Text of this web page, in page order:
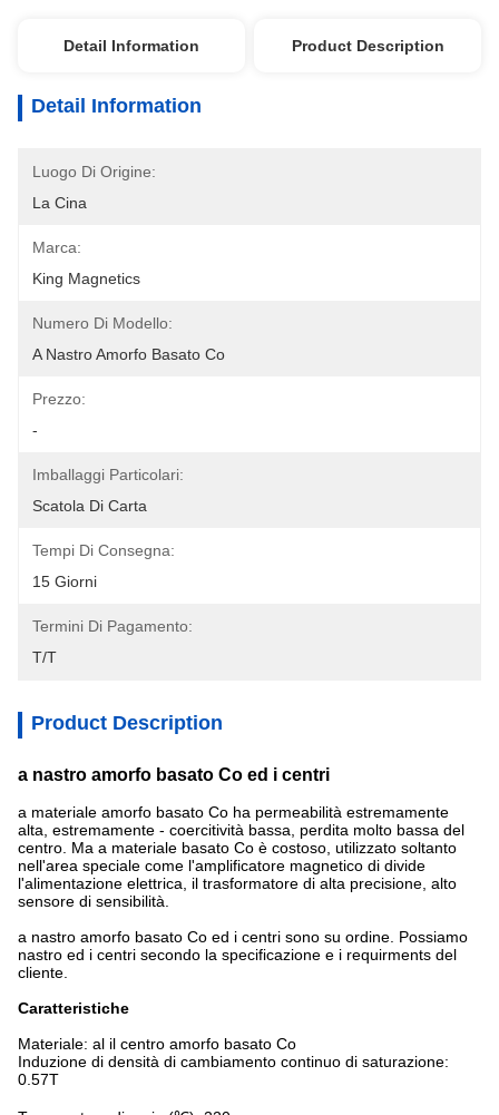
Detail Information Product Description
Detail Information
Luogo Di Origine:
La Cina
Marca:
King Magnetics
Numero Di Modello:
A Nastro Amorfo Basato Co
Prezzo:
-
Imballaggi Particolari:
Scatola Di Carta
Tempi Di Consegna:
15 Giorni
Termini Di Pagamento:
T/T
Product Description
a nastro amorfo basato Co ed i centri
a materiale amorfo basato Co ha permeabilità estremamente
alta, estremamente - coercitività bassa, perdita molto bassa del
centro. Ma a materiale basato Co è costoso, utilizzato soltanto
nell'area speciale come l'amplificatore magnetico di divide
l'alimentazione elettrica, il trasformatore di alta precisione, alto
sensore di sensibilità.
a nastro amorfo basato Co ed i centri sono su ordine. Possiamo
nastro ed i centri secondo la specificazione e i requirments del
cliente.
Caratteristiche
Materiale: al il centro amorfo basato Co
Induzione di densità di cambiamento continuo di saturazione:
0.57T